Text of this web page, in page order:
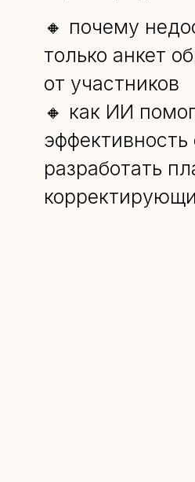
🔸 почему
только анкет
от участников
🔸 как ИИ
эффективность
разработать